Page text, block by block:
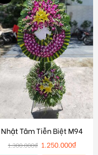
Nhật Tâm Tiễn Biệt M94
1.300.000₫ 1.250.000₫